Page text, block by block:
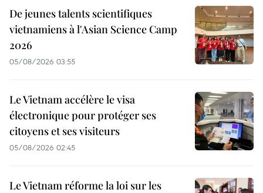
De jeunes talents scientifiques
vietnamiens à l'Asian Science Camp
2026
05/08/2026 03:55
Le Vietnam accélère le visa
électronique pour protéger ses
citoyens et ses visiteurs
05/08/2026 02:45
Le Vietnam réforme la loi sur les